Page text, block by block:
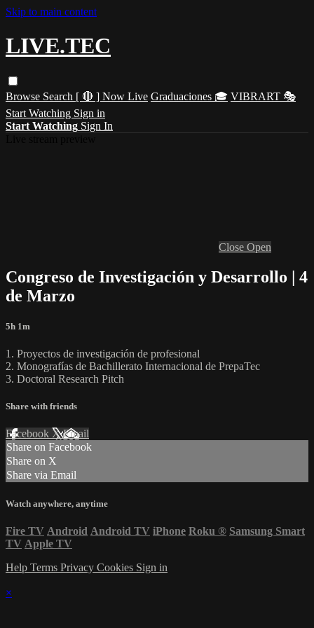
Skip to main content
LIVE.TEC
Browse Search [ 🔴 ] Now Live Graduaciones 🎓 VIBRART 🎭
Start Watching Sign in
Start Watching Sign In
Close Open
Congreso de Investigación y Desarrollo | 4
de Marzo
5h 1m
1. Proyectos de investigación de profesional
2. Monografías de Bachillerato Internacional de PrepaTec
3. Doctoral Research Pitch
Share with friends
Facebook XEmail
Share on Facebook
Share on X
Share via Email
Watch anywhere, anytime
Fire TV Android Android TV iPhone Roku ® Samsung Smart
TV Apple TV
Help Terms Privacy Cookies Sign in
×